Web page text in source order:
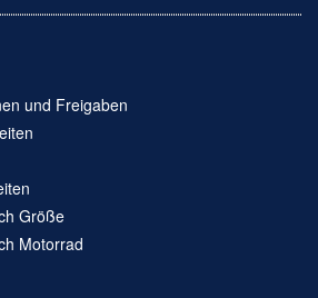
und Freigaben
Größe
Motorrad